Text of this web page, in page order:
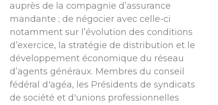
auprès de la compagnie d’assurance
mandante ; de négocier avec celle-ci
notamment sur l’évolution des conditions
d’exercice, la stratégie de distribution et le
développement économique du réseau
d’agents généraux. Membres du conseil
fédéral d'agéa, les Présidents de syndicats
de société et d'unions professionnelles